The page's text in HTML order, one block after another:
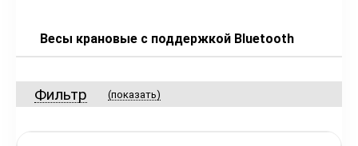
Весы крановые с поддержкой Bluetooth
Фильтр (показать)